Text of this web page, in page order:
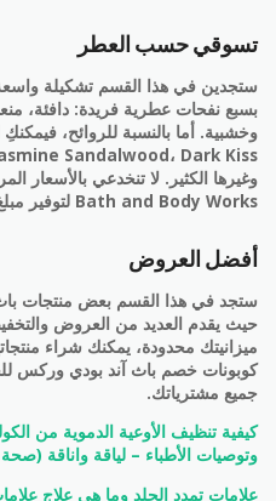
تسوقي حسب العطر
ستجدين في هذا القسم تشكيلة
بسبع نفحات عطرية فريدة: دافئة،
وغيرها الكثير. لا تنخدعي بالأسعار
Bath and Body Works لتوفير مبلغ كبير من المال.
أفضل العروض
ستجد في هذا القسم بعض منتجات
حيث يقدم العديد من العروض
ميزانيتك محدودة، يمكنك شراء
كوبونات خصم باث آند بودي وركس
جميع مشترياتك.
كيفية تنظيف الأوعية الدموية من
وتوصيات الأطباء – لياقة واناقة
علامات تمدد الجلد وما هى علاج